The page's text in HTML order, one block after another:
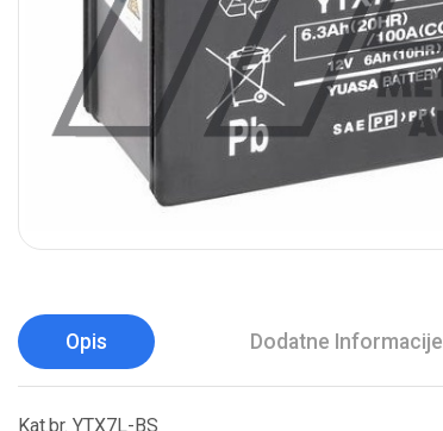
Opis Dodatne Informacije
Kat.br. YTX7L-BS